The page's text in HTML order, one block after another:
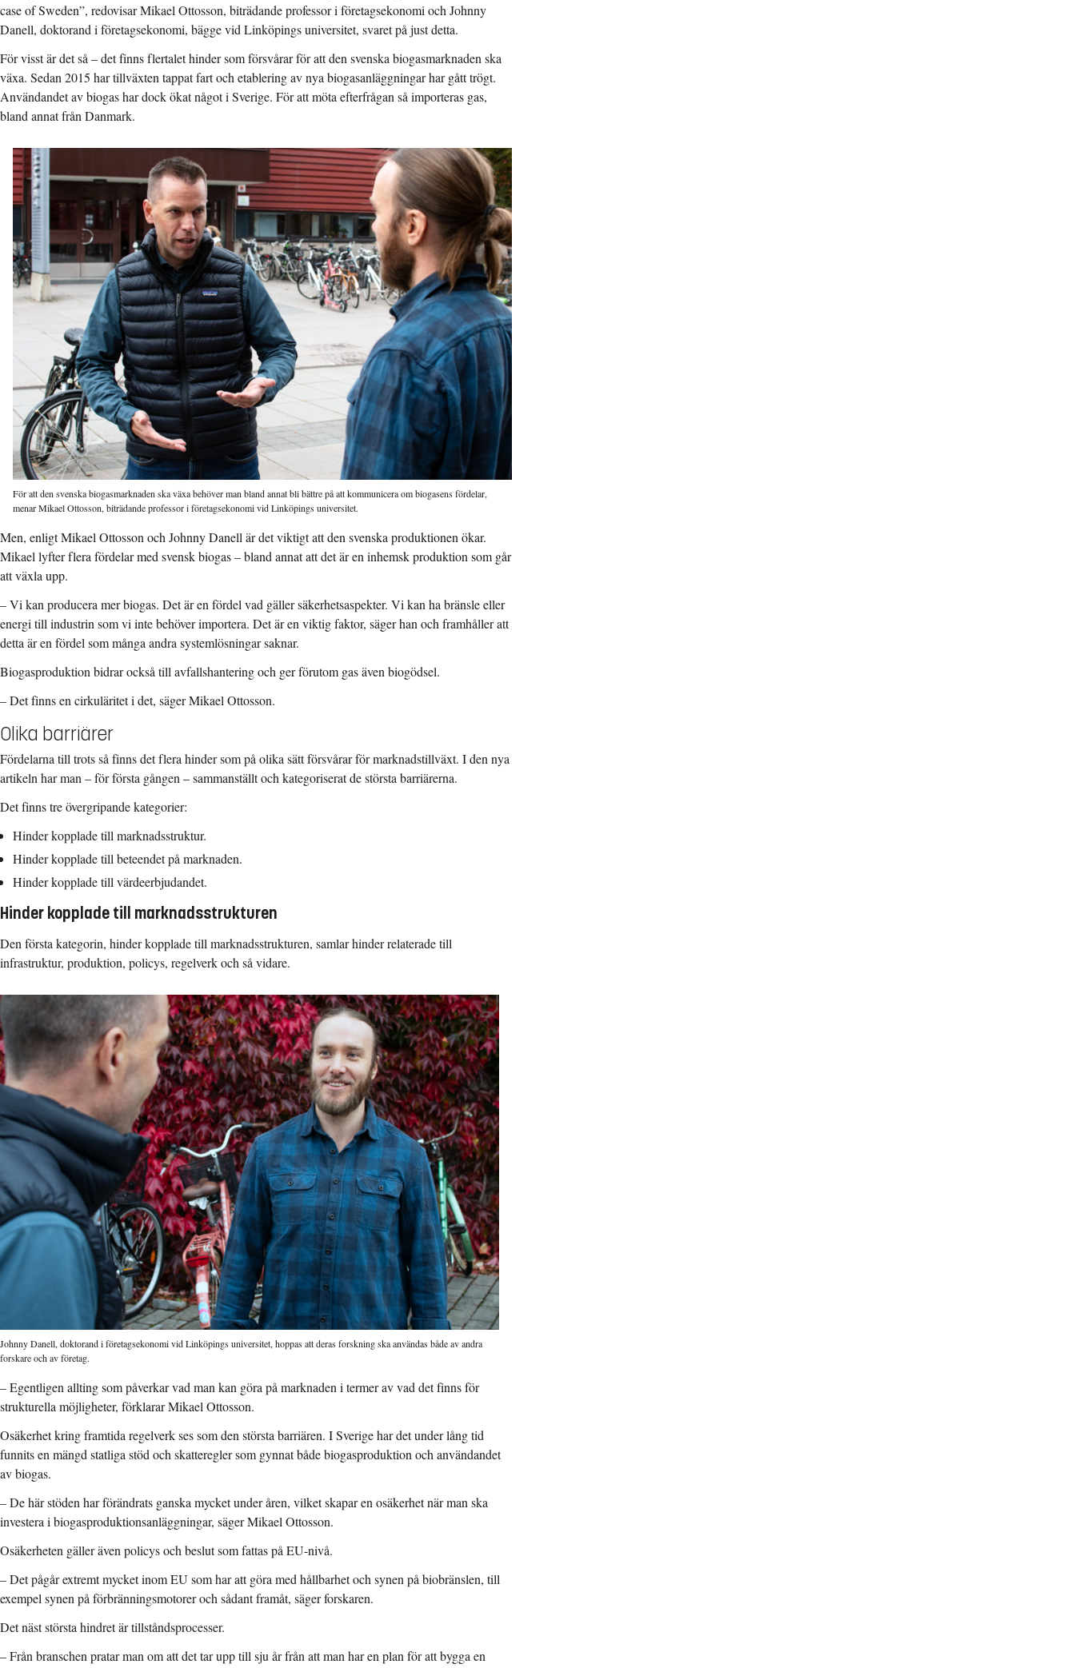
case of Sweden”, redovisar Mikael Ottosson, biträdande professor i företagsekonomi och Johnny
Danell, doktorand i företagsekonomi, bägge vid Linköpings universitet, svaret på just detta.
För visst är det så – det finns flertalet hinder som försvårar för att den svenska biogasmarknaden ska
växa. Sedan 2015 har tillväxten tappat fart och etablering av nya biogasanläggningar har gått trögt.
Användandet av biogas har dock ökat något i Sverige. För att möta efterfrågan så importeras gas,
bland annat från Danmark.
För att den svenska biogasmarknaden ska växa behöver man bland annat bli bättre på att kommunicera om biogasens fördelar,
menar Mikael Ottosson, biträdande professor i företagsekonomi vid Linköpings universitet.
Men, enligt Mikael Ottosson och Johnny Danell är det viktigt att den svenska produktionen ökar.
Mikael lyfter flera fördelar med svensk biogas – bland annat att det är en inhemsk produktion som går
att växla upp.
– Vi kan producera mer biogas. Det är en fördel vad gäller säkerhetsaspekter. Vi kan ha bränsle eller
energi till industrin som vi inte behöver importera. Det är en viktig faktor, säger han och framhåller att
detta är en fördel som många andra systemlösningar saknar.
Biogasproduktion bidrar också till avfallshantering och ger förutom gas även biogödsel.
– Det finns en cirkuläritet i det, säger Mikael Ottosson.
Olika barriärer
Fördelarna till trots så finns det flera hinder som på olika sätt försvårar för marknadstillväxt. I den nya
artikeln har man – för första gången – sammanställt och kategoriserat de största barriärerna.
Det finns tre övergripande kategorier:
Hinder kopplade till marknadsstruktur.
Hinder kopplade till beteendet på marknaden.
Hinder kopplade till värdeerbjudandet.
Hinder kopplade till marknadsstrukturen
Den första kategorin, hinder kopplade till marknadsstrukturen, samlar hinder relaterade till
infrastruktur, produktion, policys, regelverk och så vidare.
Johnny Danell, doktorand i företagsekonomi vid Linköpings universitet, hoppas att deras forskning ska användas både av andra
forskare och av företag.
– Egentligen allting som påverkar vad man kan göra på marknaden i termer av vad det finns för
strukturella möjligheter, förklarar Mikael Ottosson.
Osäkerhet kring framtida regelverk ses som den största barriären. I Sverige har det under lång tid
funnits en mängd statliga stöd och skatteregler som gynnat både biogasproduktion och användandet
av biogas.
– De här stöden har förändrats ganska mycket under åren, vilket skapar en osäkerhet när man ska
investera i biogasproduktionsanläggningar, säger Mikael Ottosson.
Osäkerheten gäller även policys och beslut som fattas på EU-nivå.
– Det pågår extremt mycket inom EU som har att göra med hållbarhet och synen på biobränslen, till
exempel synen på förbränningsmotorer och sådant framåt, säger forskaren.
Det näst största hindret är tillståndsprocesser.
– Från branschen pratar man om att det tar upp till sju år från att man har en plan för att bygga en